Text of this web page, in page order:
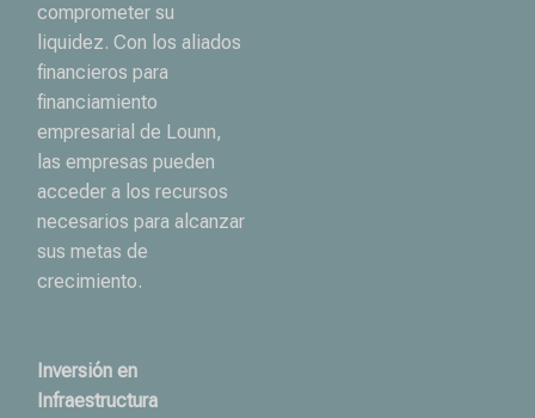
comprometer su
liquidez. Con los aliados
financieros para
financiamiento
empresarial de Lounn,
las empresas pueden
acceder a los recursos
necesarios para alcanzar
sus metas de
crecimiento.
Inversión en
Infraestructura